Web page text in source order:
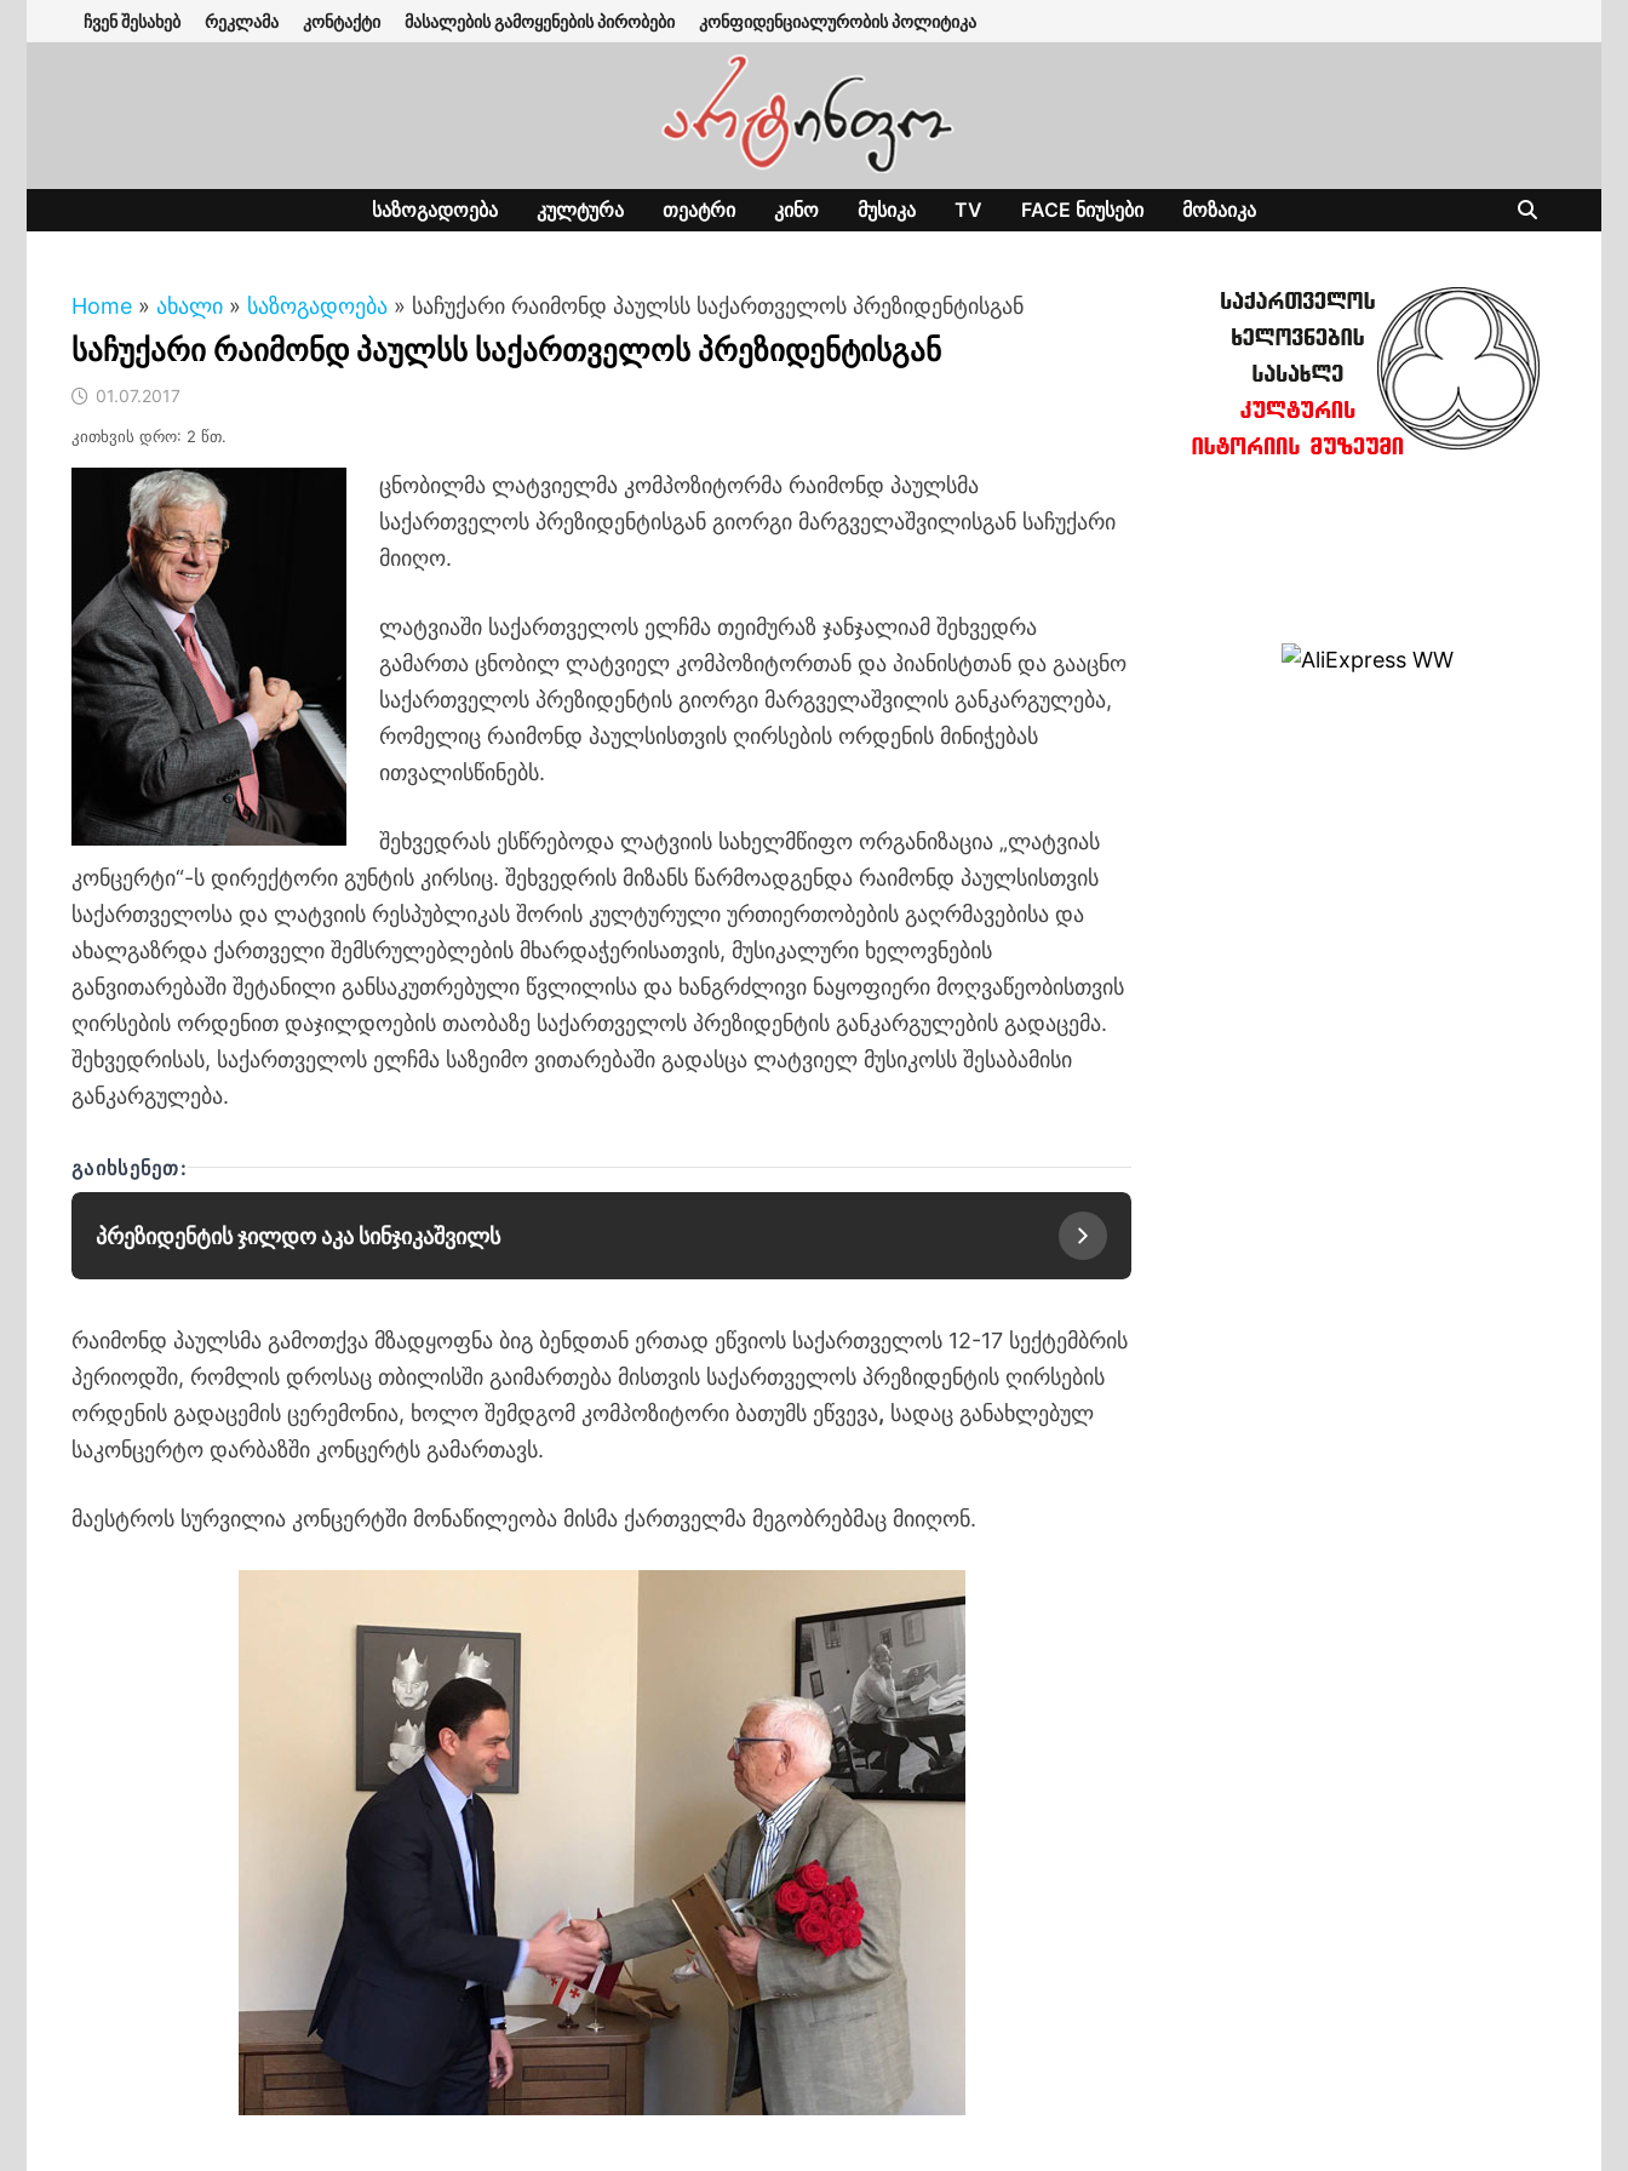
to
ჩვენ შესახებ რეკლამა კონტაქტი მასალების გამოყენების პირობები კონფიდენციალურობის პოლიტიკა
ᲡᲐᲖᲝᲒᲐᲓᲝᲔᲑᲐ ᲙᲣᲚᲢᲣᲠᲐ ᲗᲔᲐᲢᲠᲘ ᲙᲘᲜᲝ ᲛᲣᲡᲘᲙᲐ TV FACE ᲜᲘᲣᲡᲔᲑᲘ ᲛᲝᲖᲐᲘᲙᲐ
Home » ახალი » საზოგადოება » საჩუქარი რაიმონდ პაულსს საქართველოს პრეზიდენტისგან
საჩუქარი რაიმონდ პაულსს საქართველოს პრეზიდენტისგან
01.07.2017
კითხვის დრო: 2 წთ.
ცნობილმა ლატვიელმა კომპოზიტორმა რაიმონდ პაულსმა
საქართველოს პრეზიდენტისგან გიორგი მარგველაშვილისგან საჩუქარი
მიიღო.
ლატვიაში საქართველოს ელჩმა თეიმურაზ ჯანჯალიამ შეხვედრა
გამართა ცნობილ ლატვიელ კომპოზიტორთან და პიანისტთან და გააცნო
საქართველოს პრეზიდენტის გიორგი მარგველაშვილის განკარგულება,
რომელიც რაიმონდ პაულსისთვის ღირსების ორდენის მინიჭებას
ითვალისწინებს.
შეხვედრას ესწრებოდა ლატვიის სახელმწიფო ორგანიზაცია „ლატვიას
კონცერტი“-ს დირექტორი გუნტის კირსიც. შეხვედრის მიზანს წარმოადგენდა რაიმონდ პაულსისთვის
საქართველოსა და ლატვიის რესპუბლიკას შორის კულტურული ურთიერთობების გაღრმავებისა და
ახალგაზრდა ქართველი შემსრულებლების მხარდაჭერისათვის, მუსიკალური ხელოვნების
განვითარებაში შეტანილი განსაკუთრებული წვლილისა და ხანგრძლივი ნაყოფიერი მოღვაწეობისთვის
ღირსების ორდენით დაჯილდოების თაობაზე საქართველოს პრეზიდენტის განკარგულების გადაცემა.
შეხვედრისას, საქართველოს ელჩმა საზეიმო ვითარებაში გადასცა ლატვიელ მუსიკოსს შესაბამისი
განკარგულება.
ᲒᲐᲘᲮᲡᲔᲜᲔᲗ:
პრეზიდენტის ჯილდო აკა სინჯიკაშვილს
რაიმონდ პაულსმა გამოთქვა მზადყოფნა ბიგ ბენდთან ერთად ეწვიოს საქართველოს 12-17 სექტემბრის
პერიოდში, რომლის დროსაც თბილისში გაიმართება მისთვის საქართველოს პრეზიდენტის ღირსების
ორდენის გადაცემის ცერემონია, ხოლო შემდგომ კომპოზიტორი ბათუმს ეწვევა, სადაც განახლებულ
საკონცერტო დარბაზში კონცერტს გამართავს.
მაესტროს სურვილია კონცერტში მონაწილეობა მისმა ქართველმა მეგობრებმაც მიიღონ.